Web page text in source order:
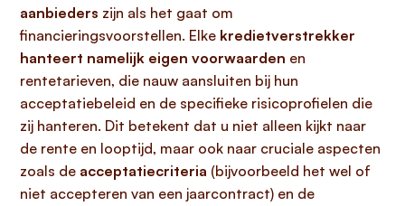
aanbieders zijn als het gaat om
financieringsvoorstellen. Elke kredietverstrekker
hanteert namelijk eigen voorwaarden en
rentetarieven, die nauw aansluiten bij hun
acceptatiebeleid en de specifieke risicoprofielen die
zij hanteren. Dit betekent dat u niet alleen kijkt naar
de rente en looptijd, maar ook naar cruciale aspecten
zoals de acceptatiecriteria (bijvoorbeeld het wel of
niet accepteren van een jaarcontract) en de